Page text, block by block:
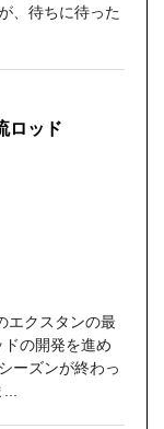
、待ちに待った
ロッド
エクスタンの最
の開発を進め
ーズンが終わっ